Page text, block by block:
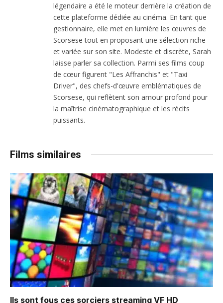
légendaire a été le moteur derrière la création de
cette plateforme dédiée au cinéma. En tant que
gestionnaire, elle met en lumière les œuvres de
Scorsese tout en proposant une sélection riche
et variée sur son site. Modeste et discrète, Sarah
laisse parler sa collection. Parmi ses films coup
de cœur figurent "Les Affranchis" et "Taxi
Driver", des chefs-d'œuvre emblématiques de
Scorsese, qui reflètent son amour profond pour
la maîtrise cinématographique et les récits
puissants.
Films similaires
Ils sont fous ces sorciers streaming VF HD